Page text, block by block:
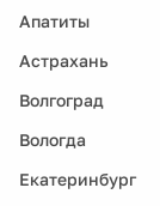
Апатиты
Астрахань
Волгоград
Вологда
Екатеринбург